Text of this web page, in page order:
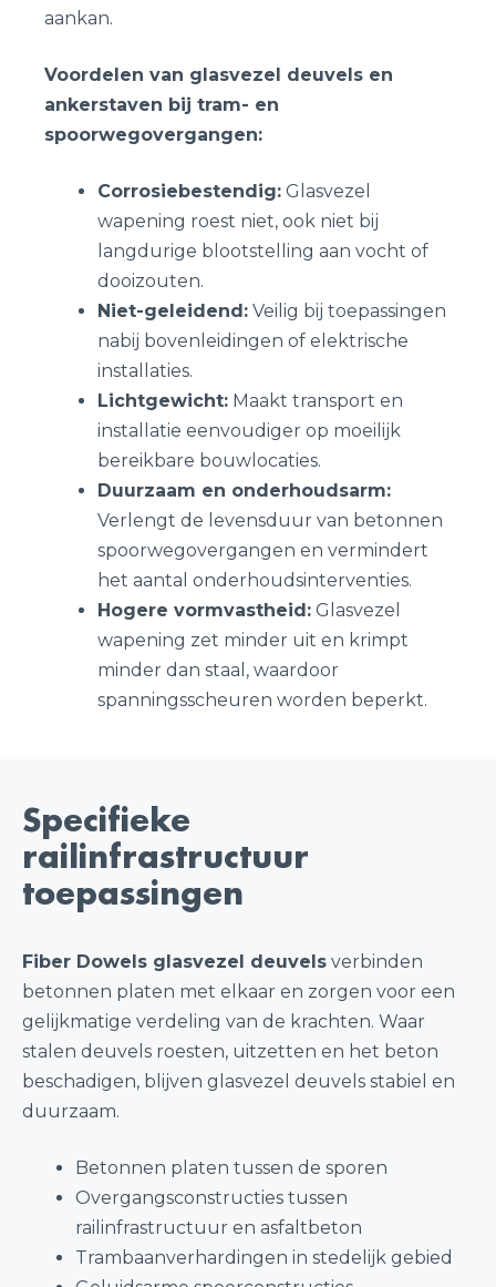
aankan.
Voordelen van glasvezel deuvels en
ankerstaven bij tram- en
spoorwegovergangen:
Corrosiebestendig: Glasvezel
wapening roest niet, ook niet bij
langdurige blootstelling aan vocht of
dooizouten.
Niet-geleidend: Veilig bij toepassingen
nabij bovenleidingen of elektrische
installaties.
Lichtgewicht: Maakt transport en
installatie eenvoudiger op moeilijk
bereikbare bouwlocaties.
Duurzaam en onderhoudsarm:
Verlengt de levensduur van betonnen
spoorwegovergangen en vermindert
het aantal onderhoudsinterventies.
Hogere vormvastheid: Glasvezel
wapening zet minder uit en krimpt
minder dan staal, waardoor
spanningsscheuren worden beperkt.
Specifieke
railinfrastructuur
toepassingen
Fiber Dowels glasvezel deuvels verbinden
betonnen platen met elkaar en zorgen voor een
gelijkmatige verdeling van de krachten. Waar
stalen deuvels roesten, uitzetten en het beton
beschadigen, blijven glasvezel deuvels stabiel en
duurzaam.
Betonnen platen tussen de sporen
Overgangsconstructies tussen
railinfrastructuur en asfaltbeton
Trambaanverhardingen in stedelijk gebied